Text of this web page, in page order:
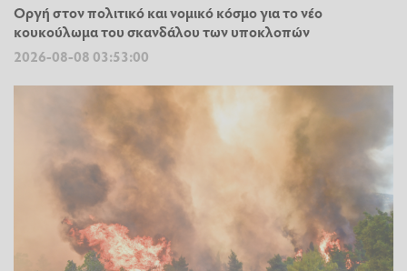
Οργή στον πολιτικό και νομικό κόσμο για το νέο
κουκούλωμα του σκανδάλου των υποκλοπών
2026-08-08 03:53:00